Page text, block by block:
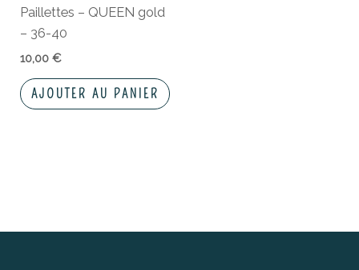
Paillettes – QUEEN gold
– 36-40
10,00€
AJOUTER AU PANIER